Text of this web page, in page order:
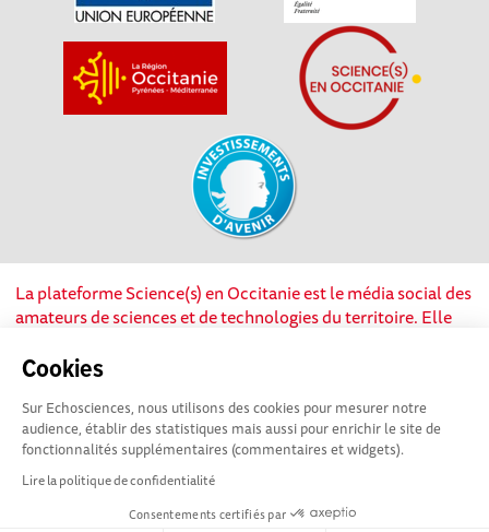
Cookies
Sur Echosciences, nous utilisons des cookies pour mesurer notre
audience, établir des statistiques mais aussi pour enrichir le site de
fonctionnalités supplémentaires (commentaires et widgets).
Lire la politique de confidentialité
Consentements certifiés par
La plateforme Science(s) en Occitanie est le média social des
amateurs de sciences et de technologies du territoire. Elle
soutien de nombreux acteurs locaux. Ce projet est cofinancé
l’Union européenne via les fonds européen de
développement régional. Science(s) en Occitanie est une
plateforme Echosciences by Amcsti.
Mentions légales|Politique de confidentialité